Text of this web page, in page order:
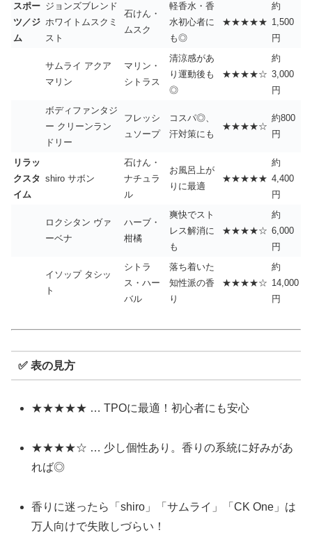
スポー
ツ／ジ
ム
ジョンズブレンド
ホワイトムスクミ
スト
石けん・
ムスク
軽香水・香
水初心者に
も◎
★★★★★
約
1,500
円
サムライ アクア
マリン
マリン・
シトラス
清涼感があ
り運動後も
◎
★★★★☆
約
3,000
円
ボディファンタジ
ー クリーンラン
ドリー
フレッシ
ュソープ
コスパ◎、
汗対策にも
★★★★☆
約800
円
リラッ
クスタ
イム
shiro サボン
石けん・
ナチュラ
ル
お風呂上が
りに最適
★★★★★
約
4,400
円
ロクシタン ヴァ
ーベナ
ハーブ・
柑橘
爽快でスト
レス解消に
も
★★★★☆
約
6,000
円
イソップ タシッ
ト
シトラ
ス・ハー
バル
落ち着いた
知性派の香
り
★★★★☆
約
14,000
円
✅ 表の見方
★★★★★ … TPOに最適！初心者にも安心
★★★★☆ … 少し個性あり。香りの系統に好みがあ
れば◎
香りに迷ったら「shiro」「サムライ」「CK One」は
万人向けで失敗しづらい！